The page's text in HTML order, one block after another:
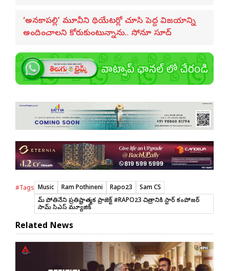
‘అనకాపల్లి’ మూవీని థియేటర్లో చూసి పెద్ద విజయాన్ని
అందించాలని కోరుకుంటున్నాను.. సోనూ సూద్
#Tags Music Ram Pothineni Rapo23
Sam CS
రామ్ పోతినేని ప్రతిష్టాత్మక ప్రాజెక్ట్ #RAPO23 చిత్రానికి స్టార్ కంపోజర్
సామ్ సిఎస్ మ్యూజిక్
Related News